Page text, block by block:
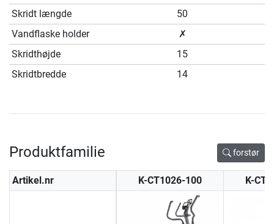
Skridt længde
50
Vandflaske holder
✗
Skridthøjde
15
Skridtbredde
14
Produktfamilie forstør
Artikel.nr K-CT1026-100 K-